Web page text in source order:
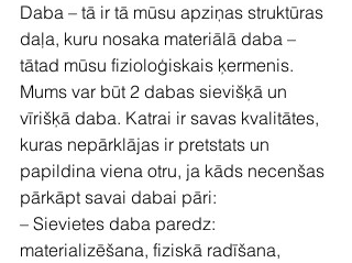
Daba – tā ir tā mūsu apziņas struktūras
daļa, kuru nosaka materiālā daba –
tātad mūsu fizioloģiskais ķermenis.
Mums var būt 2 dabas sievišķā un
vīrišķā daba. Katrai ir savas kvalitātes,
kuras nepārklājas ir pretstats un
papildina viena otru, ja kāds necenšas
pārkāpt savai dabai pāri:
– Sievietes daba paredz:
materializēšana, fiziskā radīšana,